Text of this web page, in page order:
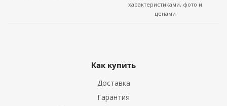
характеристиками, фото и
ценами
Как купить
Доставка
Гарантия